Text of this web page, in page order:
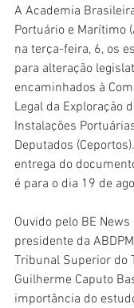
A Academia
Portuário e Marítimo
na terça-feira, 6, os
para alteração
encaminhados à
Legal da Exploração
Instalações
Deputados
entrega do
é para o dia 19 de
Ouvido pelo BE
presidente da
Tribunal Superior do
Guilherme Caputo
importância do